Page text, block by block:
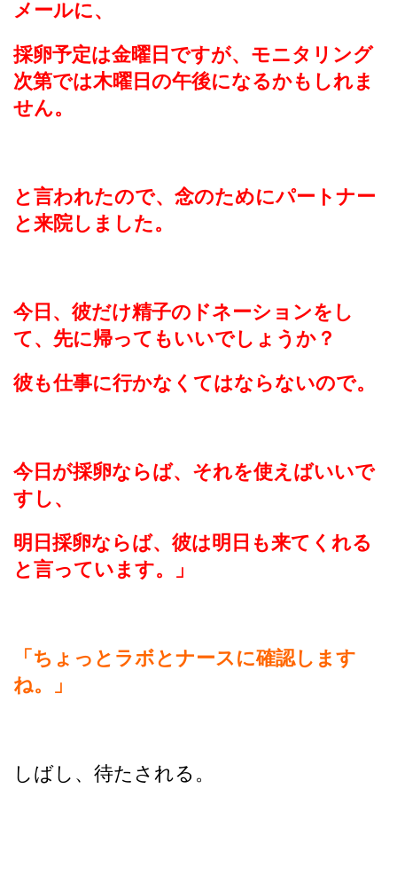
メールに、
採卵予定は金曜日ですが、モニタリング
次第では木曜日の午後になるかもしれま
せん。
と言われたので、念のためにパートナー
と来院しました。
今日、彼だけ精子のドネーションをし
て、先に帰ってもいいでしょうか？
彼も仕事に行かなくてはならないので。
今日が採卵ならば、それを使えばいいで
すし、
明日採卵ならば、彼は明日も来てくれる
と言っています。」
「ちょっとラボとナースに確認します
ね。」
しばし、待たされる。